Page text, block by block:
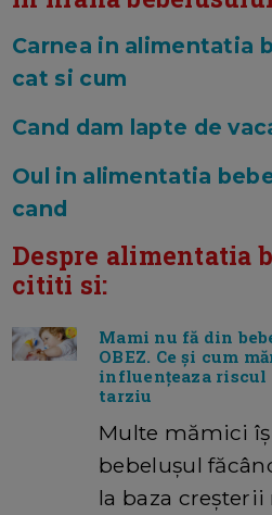
Carnea in alimentatia
cat si cum
Cand dam lapte de
Oul in alimentatia
cand
Despre alimentatia
cititi si:
Mami nu fă din
OBEZ. Ce și cum
influențeaza riscul
tarziu
Multe mămici
bebelușul
la baza